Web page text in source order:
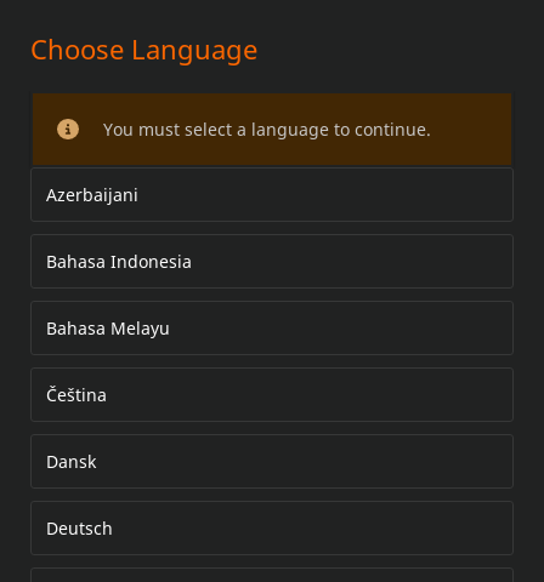
KIT DE SIÈGE DU PASSAGER
TOURING
Choose Language
You must select a language to continue.
Azerbaijani
Bahasa Indonesia
Bahasa Melayu
Čeština
Dansk
Deutsch